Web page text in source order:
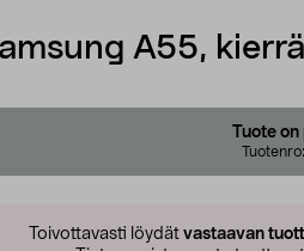
A55,
Tuote
Tuotenro:
Toivottavasti löydät vastaavan